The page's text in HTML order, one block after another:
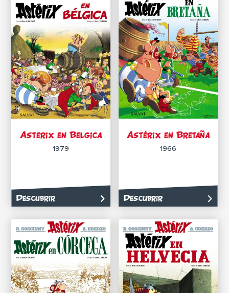
Asterix en Belgica
1979
Descubrir
Astérix en Bretaña
1966
Descubrir